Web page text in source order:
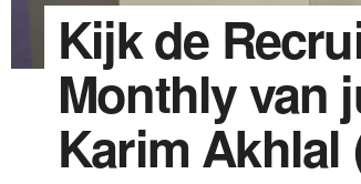
Kijk de
Monthly van
Karim Akhlal